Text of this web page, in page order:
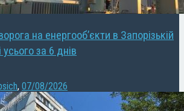
на енергооб’єкти в Запорізькій
усього за 6 днів
, 07/08/2026